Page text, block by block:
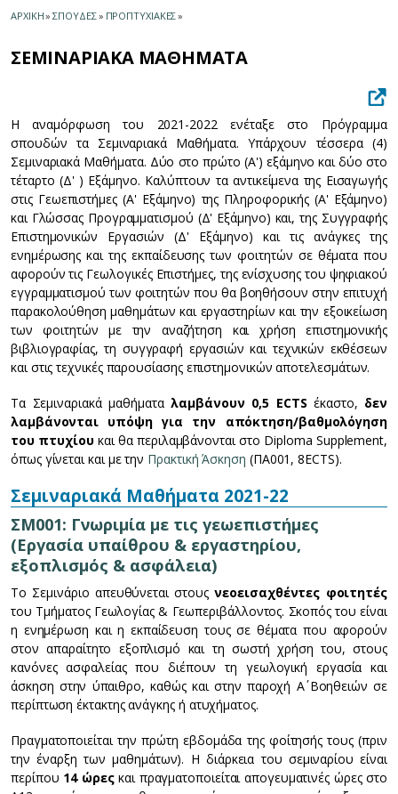
ΑΡΧΙΚΗ» ΣΠΟΥΔΕΣ» ΠΡΟΠΤΥΧΙΑΚΕΣ»
ΣΕΜΙΝΑΡΙΑΚΑ ΜΑΘΗΜΑΤΑ
Η αναμόρφωση του 2021-2022 ενέταξε στο Πρόγραμμα
σπουδών τα Σεμιναριακά Μαθήματα. Υπάρχουν τέσσερα (4)
Σεμιναριακά Μαθήματα. Δύο στο πρώτο (Α') εξάμηνο και δύο στο
τέταρτο (Δ' ) Εξάμηνο. Καλύπτουν τα αντικείμενα της Εισαγωγής
στις Γεωεπιστήμες (Α' Εξάμηνο) της Πληροφορικής (Α' Εξάμηνο)
και Γλώσσας Προγραμματισμού (Δ' Εξάμηνο) και, της Συγγραφής
Επιστημονικών Εργασιών (Δ' Εξάμηνο) και τις ανάγκες της
ενημέρωσης και της εκπαίδευσης των φοιτητών σε θέματα που
αφορούν τις Γεωλογικές Επιστήμες, της ενίσχυσης του ψηφιακού
εγγραμματισμού των φοιτητών που θα βοηθήσουν στην επιτυχή
παρακολούθηση μαθημάτων και εργαστηρίων και την εξοικείωση
των φοιτητών με την αναζήτηση και χρήση επιστημονικής
βιβλιογραφίας, τη συγγραφή εργασιών και τεχνικών εκθέσεων
και στις τεχνικές παρουσίασης επιστημονικών αποτελεσμάτων.
Τα Σεμιναριακά μαθήματαλαμβάνουν 0,5 ECTS έκαστο, δεν
λαμβάνονται υπόψη για την απόκτηση/βαθμολόγηση
του πτυχίου και θα περιλαμβάνονται στο Diploma Supplement,
όπως γίνεται και με την Πρακτική Άσκηση (ΠΑ001, 8ECTS).
Σεμιναριακά Μαθήματα 2021-22
ΣΜ001: Γνωριμία με τις γεωεπιστήμες
(Εργασία υπαίθρου & εργαστηρίου,
εξοπλισμός & ασφάλεια)
Το Σεμινάριο απευθύνεται στουςνεοεισαχθέντες φοιτητές
του Τμήματος Γεωλογίας & Γεωπεριβάλλοντος. Σκοπός του είναι
η ενημέρωση και η εκπαίδευση τους σε θέματα που αφορούν
στον απαραίτητο εξοπλισμό και τη σωστή χρήση του, στους
κανόνες ασφαλείας που διέπουν τη γεωλογική εργασία και
άσκηση στην ύπαιθρο, καθώς και στην παροχή Α΄ Βοηθειών σε
περίπτωση έκτακτης ανάγκης ή ατυχήματος.
Πραγματοποιείται την πρώτη εβδομάδα της φοίτησής τους (πριν
την έναρξη των μαθημάτων). Η διάρκεια του σεμιναρίου είναι
περίπου 14 ώρεςκαι πραγματοποιείται απογευματινές ώρες στο